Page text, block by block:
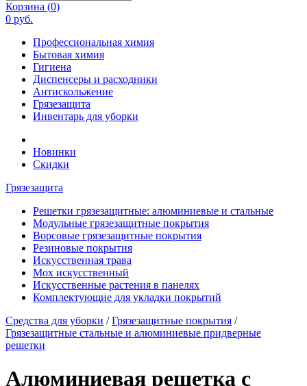
Корзина (0)
0 руб.
Профессиональная химия
Бытовая химия
Гигиена
Диспенсеры и расходники
Антискольжение
Грязезащита
Инвентарь для уборки
Новинки
Скидки
Грязезащита
Решетки грязезащитные: алюминиевые и стальные
Модульные грязезащитные покрытия
Ворсовые грязезащитные покрытия
Резиновые покрытия
Искусственная трава
Мох искусственный
Искусственные растения в панелях
Комплектующие для укладки покрытий
Средства для уборки /Грязезащитные покрытия /
Грязезащитные стальные и алюминиевые придверные
решетки
Алюминиевая решетка с